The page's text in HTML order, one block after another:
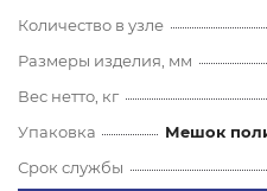
Количество в узле
Размеры изделия, мм
Вес нетто, кг
Упаковка
Мешок
Срок службы